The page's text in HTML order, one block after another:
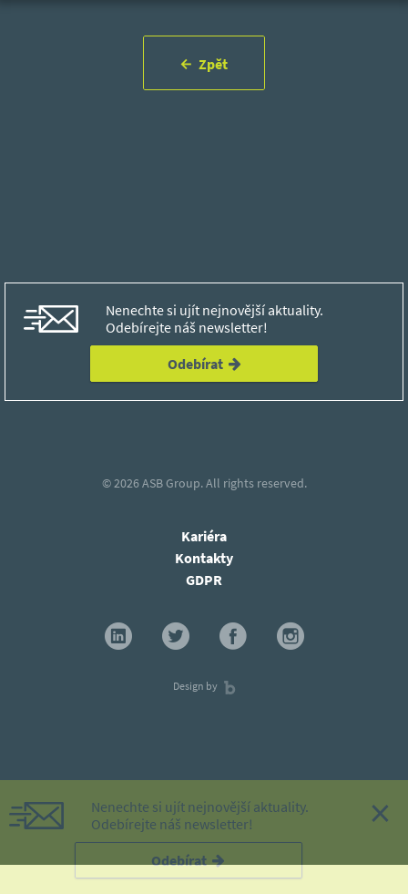
Nenechte si ujít nejnovější aktuality.
Odebírejte náš newsletter!
Odebírat
×
Zpět
Nenechte si ujít nejnovější aktuality.
Odebírejte náš newsletter!
Odebírat
© 2026ASB Group.All rights reserved.
Kariéra
Kontakty
GDPR
Design by